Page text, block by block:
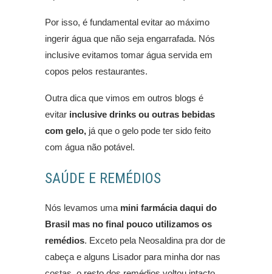
Por isso, é fundamental evitar ao máximo
ingerir água que não seja engarrafada. Nós
inclusive evitamos tomar água servida em
copos pelos restaurantes.
Outra dica que vimos em outros blogs é
evitar inclusive drinks ou outras bebidas
com gelo, já que o gelo pode ter sido feito
com água não potável.
SAÚDE E REMÉDIOS
Nós levamos uma mini farmácia daqui do
Brasil mas no final pouco utilizamos os
remédios. Exceto pela Neosaldina pra dor de
cabeça e alguns Lisador para minha dor nas